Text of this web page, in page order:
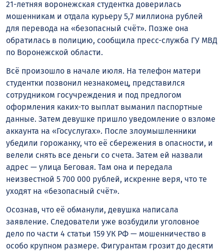
21-летняя воронежская студентка доверилась
мошенникам и отдала курьеру 5,7 миллиона рублей
для перевода на «безопасный счёт». Позже она
обратилась в полицию, сообщила пресс-служба ГУ МВД
по Воронежской области.
Всё произошло в начале июля. На телефон матери
студентки позвонил незнакомец, представился
сотрудником госучреждения и под предлогом
оформления каких-то выплат выманил паспортные
данные. Затем девушке пришло уведомление о взломе
аккаунта на «Госуслугах». После злоумышленники
убедили горожанку, что её сбережения в опасности, и
велели снять все деньги со счета. Затем ей назвали
адрес — улица Беговая. Там она и передала
неизвестной 5 700 000 рублей, искренне веря, что те
уходят на «безопасный счёт».
Осознав, что её обманули, девушка написала
заявление. Следователи уже возбудили уголовное
дело по части 4 статьи 159 УК РФ — мошенничество в
особо крупном размере. Фигурантам грозит до десяти